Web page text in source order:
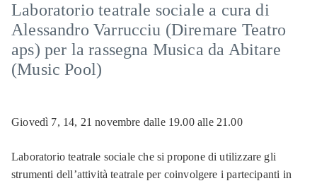
Laboratorio teatrale sociale a cura di
Alessandro Varrucciu (Diremare Teatro
aps) per la rassegna Musica da Abitare
(Music Pool)
Giovedì 7, 14, 21 novembre dalle 19.00 alle 21.00
Laboratorio teatrale sociale che si propone di utilizzare gli
strumenti dell’attività teatrale per coinvolgere i partecipanti in